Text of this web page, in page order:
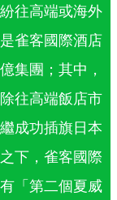
往高端或海外
雀客國際酒店
集團；其中，
往高端飯店市
成功插旗日本
下，雀客國際
「第二個夏威